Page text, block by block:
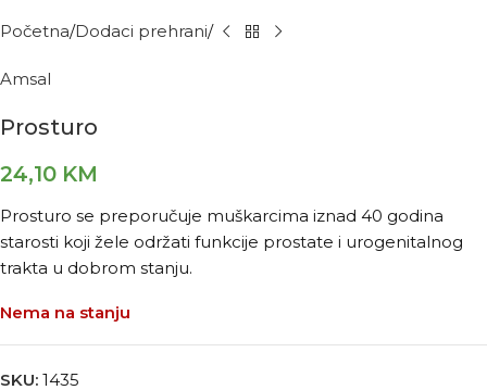
Početna Dodaci prehrani
Amsal
Prosturo
24,10 KM
Prosturo se preporučuje muškarcima iznad 40 godina
starosti koji žele održati funkcije prostate i urogenitalnog
trakta u dobrom stanju.
Nema na stanju
SKU: 1435